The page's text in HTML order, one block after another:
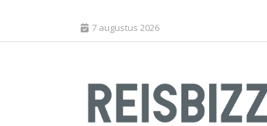
7 augustus 2026